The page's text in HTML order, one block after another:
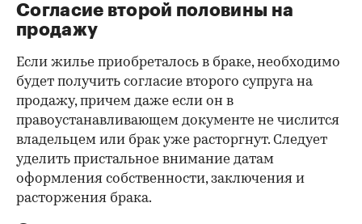
Согласие второй половины на
продажу
Если жилье приобреталось в браке, необходимо
будет получить согласие второго супруга на
продажу, причем даже если он в
правоустанавливающем документе не числится
владельцем или брак уже расторгнут. Следует
уделить пристальное внимание датам
оформления собственности, заключения и
расторжения брака.